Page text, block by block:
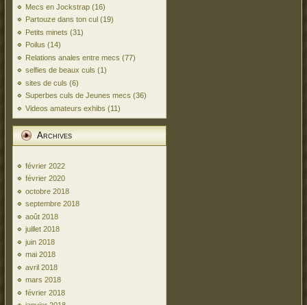
Mecs en Jockstrap (16)
Partouze dans ton cul (19)
Petits minets (31)
Poilus (14)
Relations anales entre mecs (77)
selfies de beaux culs (1)
sites de culs (6)
Superbes culs de Jeunes mecs (36)
Videos amateurs exhibs (11)
Archives
février 2022
février 2020
octobre 2018
septembre 2018
août 2018
juillet 2018
juin 2018
mai 2018
avril 2018
mars 2018
février 2018